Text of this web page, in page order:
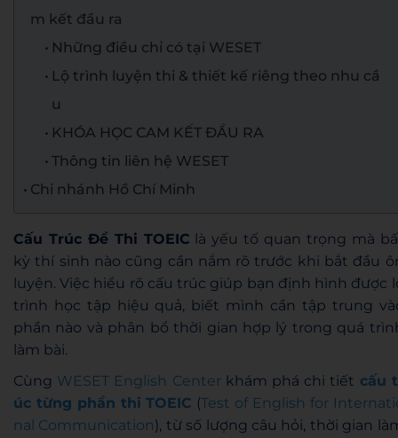
m kết đầu ra
Những điều chỉ có tại WESET
Lộ trình luyện thi & thiết kế riêng theo nhu cầ
u
KHÓA HỌC CAM KẾT ĐẦU RA
Thông tin liên hệ WESET
Chi nhánh Hồ Chí Minh
Cấu Trúc Đề Thi TOEIC là yếu tố quan trọng mà
kỳ thí sinh nào cũng cần nắm rõ trước khi bắt đầu
luyện. Việc hiểu rõ cấu trúc giúp bạn định hình được
trình học tập hiệu quả, biết mình cần tập trung
phần nào và phân bổ thời gian hợp lý trong quá
làm bài.
Cùng WESET English Center khám phá chi tiết cấu
úc từng phần thi TOEIC (Test of English for
nal Communication), từ số lượng câu hỏi, thời gian